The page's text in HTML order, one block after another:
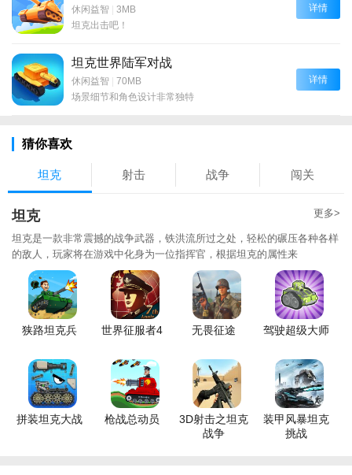
休闲益智 | 3MB
坦克出击吧！
详情
坦克世界陆军对战
休闲益智 | 70MB
场景细节和角色设计非常独特
详情
猜你喜欢
坦克 射击 战争 闯关
坦克 更多>
坦克是一款非常震撼的战争武器，铁洪流所过之处，轻松的碾压各种各样
的敌人，玩家将在游戏中化身为一位指挥官，根据坦克的属性来
狭路坦克兵 世界征服者4 无畏征途 驾驶超级大师
拼装坦克大战 枪战总动员
3D射击之坦克
战争
装甲风暴坦克
挑战